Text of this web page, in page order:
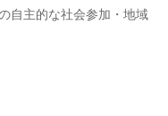
自主的な社会参加・地域